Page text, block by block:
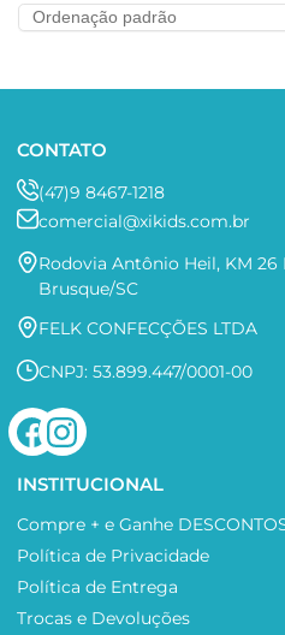
CONTATO
(47)9 8467-1218
comercial@xikids.com.br
Rodovia Antônio Heil, KM 26
Brusque/SC
FELK CONFECÇÕES LTDA
CNPJ: 53.899.447/0001-00
INSTITUCIONAL
Compre + e Ganhe
Política de Privacidade
Política de Entrega
Trocas e Devoluções